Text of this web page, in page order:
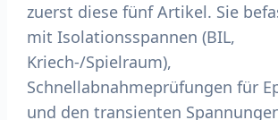
zuerst diese fünf Artikel. Sie
mit Isolationsspannen (BIL,
Kriech-/Spielraum),
Schnellabnahmeprüfungen für
und den transienten